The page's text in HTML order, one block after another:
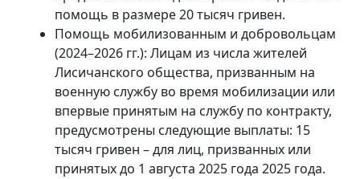
помощь в размере 20 тысяч гривен.
Помощь мобилизованным и добровольцам
(2024–2026 гг.): Лицам из числа жителей
Лисичанского общества, призванным на
военную службу во время мобилизации или
впервые принятым на службу по контракту,
предусмотрены следующие выплаты: 15
тысяч гривен – для лиц, призванных или
принятых до 1 августа 2025 года 2025 года.